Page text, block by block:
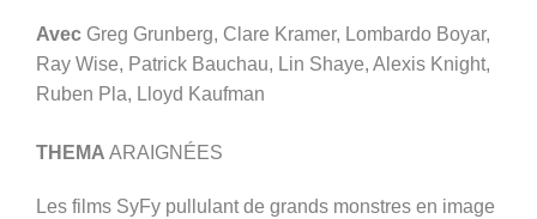
Avec Greg Grunberg, Clare Kramer, Lombardo Boyar,
Ray Wise, Patrick Bauchau, Lin Shaye, Alexis Knight,
Ruben Pla, Lloyd Kaufman
THEMA ARAIGNÉES
Les films SyFy pullulant de grands monstres en image